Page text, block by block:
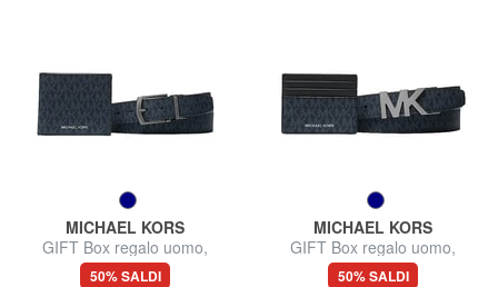
MICHAEL KORS
GIFT Box regalo uomo,
portafoglio e cintura
50% SALDI
MICHAEL KORS
GIFT Box regalo uomo,
portacarte e cintura
50% SALDI